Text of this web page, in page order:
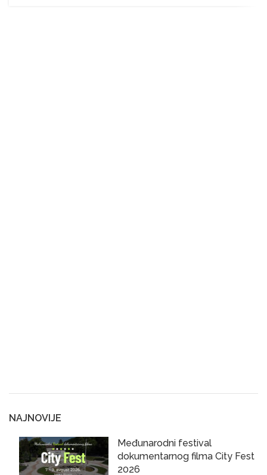
NAJNOVIJE
Međunarodni festival
dokumentarnog filma City Fest
2026